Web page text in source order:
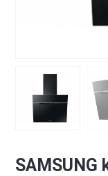
SAMSUNG